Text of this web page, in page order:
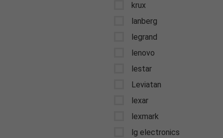
krux
lanberg
legrand
lenovo
lestar
Leviatan
lexar
lexmark
lg electronics